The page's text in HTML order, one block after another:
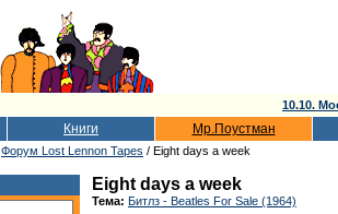
10.10.
Книги Мр.Поустман
Форум Lost Lennon Tapes / Eight days a week
Eight days a week
Тема: Битлз - Beatles For Sale (1964)